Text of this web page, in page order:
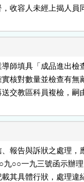
，收容人未經上揭人員
師填具「成品進出檢
實核對數量並檢查有無
送交教區科員複檢，嗣
報告與訴狀之處理，
九○○一九三號函示辦
載其具體行狀，處理違